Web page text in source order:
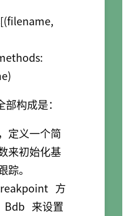
构成是：
，定义一个简
来初始化基
踪。
方
Bdb 来设置